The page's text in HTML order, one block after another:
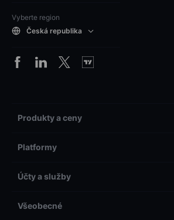
Vyberte region
Česká republika
Produkty a ceny
Platformy
Účty a služby
Všeobecné